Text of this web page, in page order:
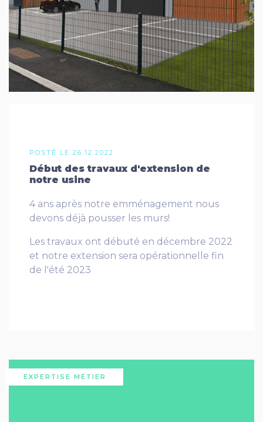
POSTÉ LE 26.12.2022
Début des travaux d'extension de
notre usine
4 ans après notre emménagement nous
devons déjà pousser les murs!
Les travaux ont débuté en décembre 2022
et notre extension sera opérationnelle fin
de l'été 2023
EXPERTISE MÉTIER